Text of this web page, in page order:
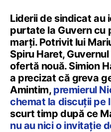
Liderii de sindicat au
purtate la Guvern cu
marți. Potrivit lui
Spiru Haret,
ofertă nouă. Simion
a precizat că greva
Amintim, premierul
chemat la discuții pe
scurt timp după ce
nu au nici o invitație